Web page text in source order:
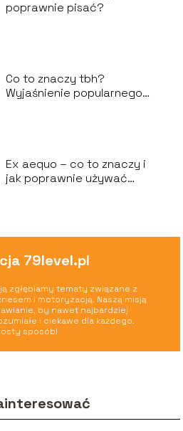
poprawnie pisać?
Co to znaczy tbh?
Wyjaśnienie popularnego
Ex aequo – co to znaczy i
jak poprawnie używać
79level.pl
zgłębiamy tematy związane z
i motoryzacją. Naszą misją
by nawet najbardziej
i ciekawe dla każdego.
sposób!